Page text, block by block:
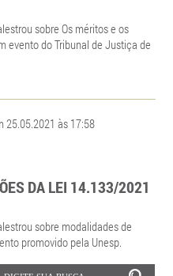
sobre Os méritos e os
evento do Tribunal de Justiça de
25.05.2021 às 17:58
DA LEI 14.133/2021
sobre modalidades de
promovido pela Unesp.